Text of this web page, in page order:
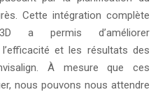
Cette intégration complète
a permis d’améliorer
et les résultats des
À mesure que ces
nous pouvons nous attendre